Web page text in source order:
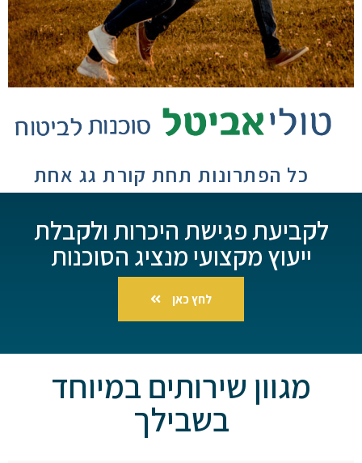
כל הפתרונות תחת קורת גג אחת
לקביעת פגישת היכרות ולקבלת
ייעוץ מקצועי מנציג הסוכנות
לחץ כאן
מגוון שירותים במיוחד
בשבילך